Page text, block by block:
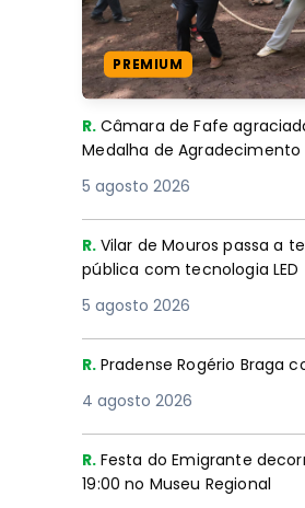
PREMIUM
R. Câmara de Fafe agraciada
Medalha de Agradecimento
5 agosto 2026
R. Vilar de Mouros passa a
pública com tecnologia LED
5 agosto 2026
R. Pradense Rogério Braga
4 agosto 2026
R. Festa do Emigrante
19:00 no Museu Regional